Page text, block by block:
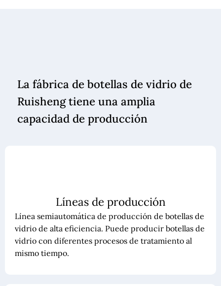
La fábrica de botellas de vidrio de
Ruisheng tiene una amplia
capacidad de producción
Líneas de producción
Línea semiautomática de producción de botellas de
vidrio de alta eficiencia. Puede producir botellas de
vidrio con diferentes procesos de tratamiento al
mismo tiempo.